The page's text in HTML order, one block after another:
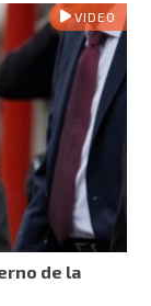
VIDEO
de la